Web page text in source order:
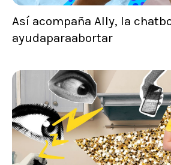
Así acompaña Ally, la
ayudaparaabortar